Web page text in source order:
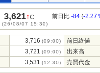
3,621↑C
(26/08/07 15:30)
前日比 -84 (-2.27
3,716 (09:00)
前日終値
3,721 (09:00)
出来高
3,531 (12:30) 売買代金